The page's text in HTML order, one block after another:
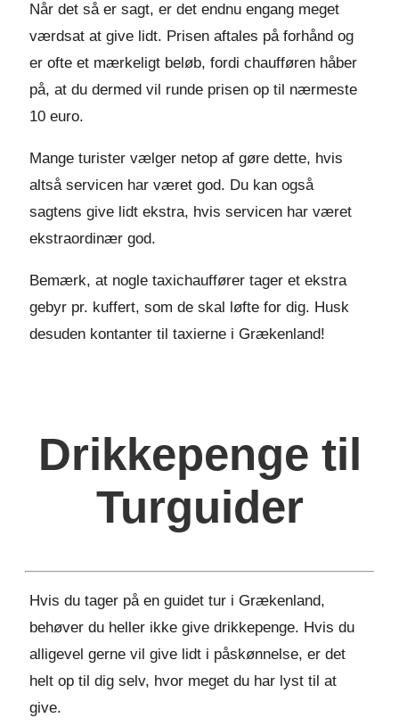
Når det så er sagt, er det endnu engang meget
værdsat at give lidt. Prisen aftales på forhånd og
er ofte et mærkeligt beløb, fordi chaufføren håber
på, at du dermed vil runde prisen op til nærmeste
10 euro.
Mange turister vælger netop af gøre dette, hvis
altså servicen har været god. Du kan også
sagtens give lidt ekstra, hvis servicen har været
ekstraordinær god.
Bemærk, at nogle taxichauffører tager et ekstra
gebyr pr. kuffert, som de skal løfte for dig. Husk
desuden kontanter til taxierne i Grækenland!
Drikkepenge til
Turguider
Hvis du tager på en guidet tur i Grækenland,
behøver du heller ikke give drikkepenge. Hvis du
alligevel gerne vil give lidt i påskønnelse, er det
helt op til dig selv, hvor meget du har lyst til at
give.